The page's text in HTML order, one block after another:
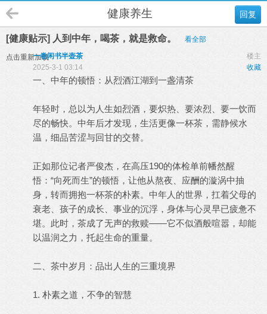
回复
健康养生
[健康贴示] 人到中年，喝茶，就是救命。 看全部
点击重新加载 楼主
一卷闲书半壶茶
收藏
2025-3-1 03:14
一、中年的顿悟：从烈酒江湖到一盏清茶
年轻时，总以为人生如烈酒，要炽热、要浓烈、要一饮而
尽的畅快。中年后才发现，生活更像一杯茶，需静候水
温，细品苦涩与回甘的交替。
正如那位记者严俊杰，在高压190的体检单前幡然醒
悟：“向死而生”的顿悟，让他从熬夜、应酬的漩涡中抽
身，转而拥抱一杯茶的朴素。中年人的世界，扛着父母的
衰老、孩子的成长、事业的沉浮，身体与心灵早已疲惫不
堪。此时，茶成了无声的救赎——它不似酒般喧嚣，却能
以温润之力，托起生命的重量。
二、茶中岁月：品出人生的三重境界
1. 朴素之道，不争的智慧